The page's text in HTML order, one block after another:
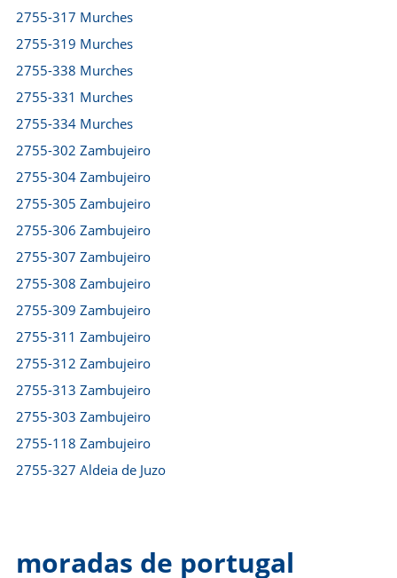
2755-317 Murches
2755-319 Murches
2755-338 Murches
2755-331 Murches
2755-334 Murches
2755-302 Zambujeiro
2755-304 Zambujeiro
2755-305 Zambujeiro
2755-306 Zambujeiro
2755-307 Zambujeiro
2755-308 Zambujeiro
2755-309 Zambujeiro
2755-311 Zambujeiro
2755-312 Zambujeiro
2755-313 Zambujeiro
2755-303 Zambujeiro
2755-118 Zambujeiro
2755-327 Aldeia de Juzo
moradas de portugal